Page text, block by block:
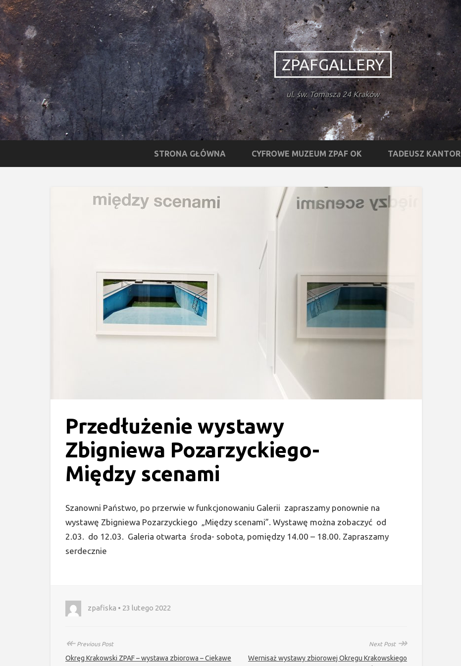
ZPAFGALLERY
ul. św. Tomasza 24 Kraków
STRONA GŁÓWNA CYFROWE MUZEUM ZPAF OK TADEUSZ KANTOR
Przedłużenie wystawy
Zbigniewa Pozarzyckiego-
Między scenami
Szanowni Państwo, po przerwie w funkcjonowaniu Galerii zapraszamy ponownie na
wystawę Zbigniewa Pozarzyckiego „Między scenami”. Wystawę można zobaczyć od
2.03. do 12.03. Galeria otwarta środa- sobota, pomiędzy 14.00 – 18.00. Zapraszamy
serdecznie
zpafiska • 23 lutego 2022
↞Previous Post
Okręg Krakowski ZPAF – wystawa zbiorowa – Ciekawe
Next Post ↠
Wernisaż wystawy zbiorowej Okręgu Krakowskiego